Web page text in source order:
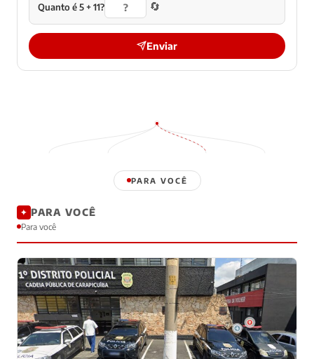
Quanto é 5 + 11? 🔄
Enviar
PARA VOCÊ
✦ PARA VOCÊ
Para você